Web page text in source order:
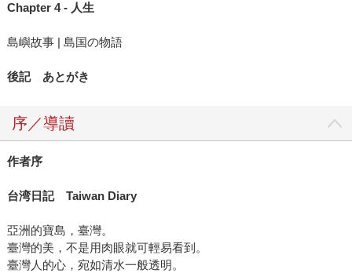
Chapter 4 - 人生
島嶼故事 | 島国の物語
後記 あとがき
序／導讀
作者序
台湾日記 Taiwan Diary
亞洲的寶島，臺灣。
臺灣的美，不是用肉眼就可輕易看到。
臺灣人的心，宛如清水一般透明。